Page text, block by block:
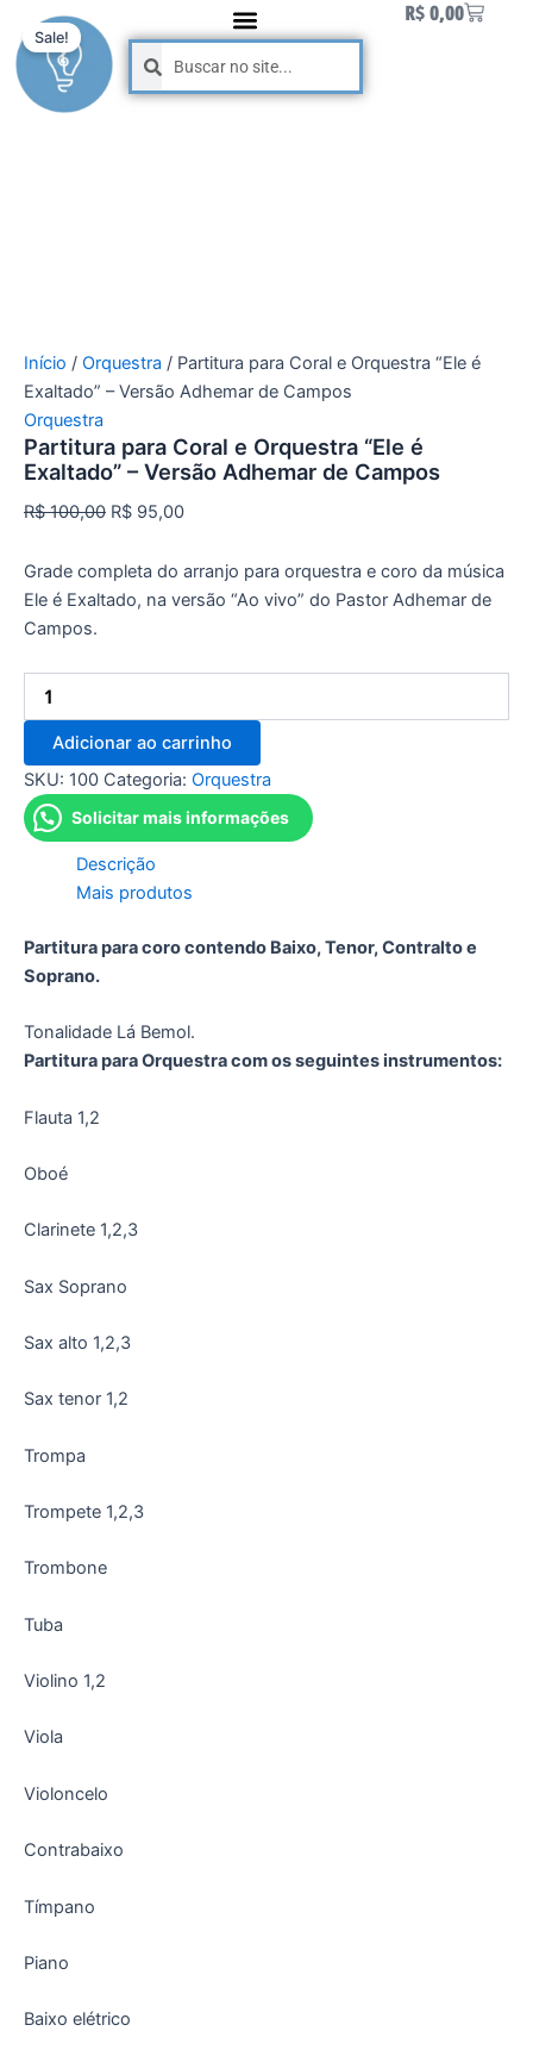
para
conteúdo
Pesquisar
R$0,00
Sale!
Início / Orquestra / Partitura para Coral e Orquestra “Ele é
Exaltado” – Versão Adhemar de Campos
Orquestra
Partitura para Coral e Orquestra “Ele é
Exaltado” – Versão Adhemar de Campos
R$100,00
preço
original
era:
R$ 95,00
preço
atual
é:
Grade completa do arranjo para orquestra e coro da música
Ele é Exaltado, na versão “Ao vivo” do Pastor Adhemar de
Campos.
Partitura
para
Coral
Orquestra
Adicionar ao carrinho
SKU: 100 Categoria: Orquestra
Solicitar mais informações
Descrição
Mais produtos
Partitura para coro contendo Baixo, Tenor, Contralto e
Soprano.
Tonalidade Lá Bemol.
Partitura para Orquestra com os seguintes instrumentos:
Flauta 1,2
Oboé
Clarinete 1,2,3
Sax Soprano
Sax alto 1,2,3
Sax tenor 1,2
Trompa
Trompete 1,2,3
Trombone
Tuba
Violino 1,2
Viola
Violoncelo
Contrabaixo
Tímpano
Piano
Baixo elétrico